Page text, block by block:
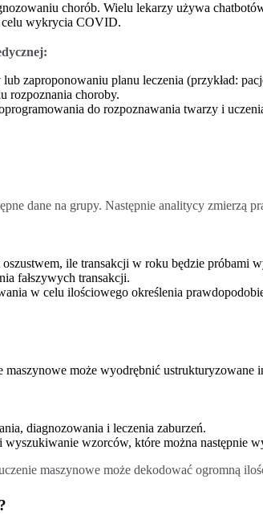
chorób. Wielu lekarzy używa
wykrycia COVID.
zaproponowaniu planu leczenia (przykład:
rozpoznania choroby.
do rozpoznawania twarzy i
dane na grupy. Następnie analitycy zmierzą
ile transakcji w roku będzie próbami
fałszywych transakcji.
w celu ilościowego określenia
może wyodrębnić ustrukturyzowane
diagnozowania i leczenia zaburzeń.
wzorców, które można następnie
maszynowe może dekodować ogromną